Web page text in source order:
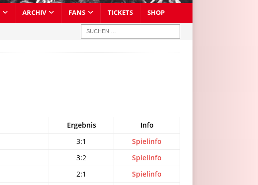
ARCHIV FANS TICKETS SHOP
Ergebnis
Info
3:1
Spielinfo
3:2
Spielinfo
2:1
Spielinfo